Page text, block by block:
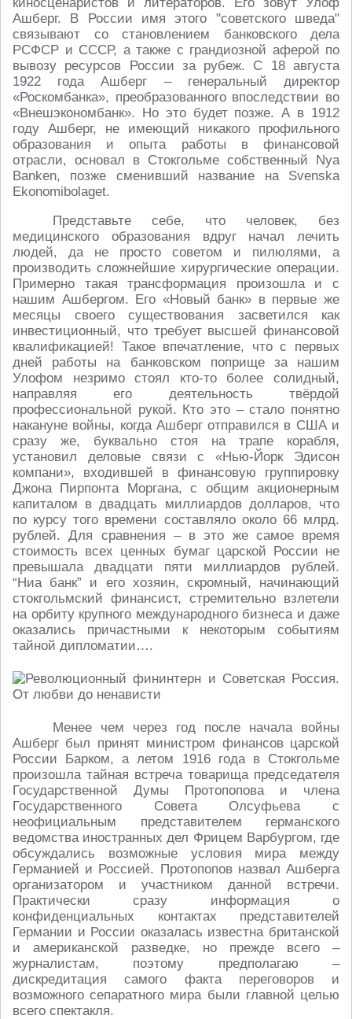
Ашберг. В России имя этого "советского шведа"
связывают со становлением банковского дела
РСФСР и СССР, а также с грандиозной аферой по
вывозу ресурсов России за рубеж. С 18 августа
1922 года Ашберг – генеральный директор
«Роскомбанка», преобразованного впоследствии во
«Внешэкономбанк». Но это будет позже. А в 1912
году Ашберг, не имеющий никакого профильного
образования и опыта работы в финансовой
отрасли, основал в Стокгольме собственный Nya
Banken, позже сменивший название на Svenska
Ekonomibolaget.
Представьте себе, что человек, без
медицинского образования вдруг начал лечить
людей, да не просто советом и пилюлями, а
производить сложнейшие хирургические операции.
Примерно такая трансформация произошла и с
нашим Ашбергом. Его «Новый банк» в первые же
месяцы своего существования засветился как
инвестиционный, что требует высшей финансовой
квалификацией! Такое впечатление, что с первых
дней работы на банковском поприще за нашим
Улофом незримо стоял кто-то более солидный,
направляя его деятельность твёрдой
профессиональной рукой. Кто это – стало понятно
накануне войны, когда Ашберг отправился в США и
сразу же, буквально стоя на трапе корабля,
установил деловые связи с «Нью-Йорк Эдисон
компани», входившей в финансовую группировку
Джона Пирпонта Моргана, с общим акционерным
капиталом в двадцать миллиардов долларов, что
по курсу того времени составляло около 66 млрд.
рублей. Для сравнения – в это же самое время
стоимость всех ценных бумаг царской России не
превышала двадцати пяти миллиардов рублей.
“Ниа банк” и его хозяин, скромный, начинающий
стокгольмский финансист, стремительно взлетели
на орбиту крупного международного бизнеса и даже
оказались причастными к некоторым событиям
тайной дипломатии….
Менее чем через год после начала войны
Ашберг был принят министром финансов царской
России Барком, а летом 1916 года в Стокгольме
произошла тайная встреча товарища председателя
Государственной Думы Протопопова и члена
Государственного Совета Олсуфьева с
неофициальным представителем германского
ведомства иностранных дел Фрицем Варбургом, где
обсуждались возможные условия мира между
Германией и Россией. Протопопов назвал Ашберга
организатором и участником данной встречи.
Практически сразу информация о
конфиденциальных контактах представителей
Германии и России оказалась известна британской
и американской разведке, но прежде всего –
журналистам, поэтому предполагаю –
дискредитация самого факта переговоров и
возможного сепаратного мира были главной целью
всего спектакля.